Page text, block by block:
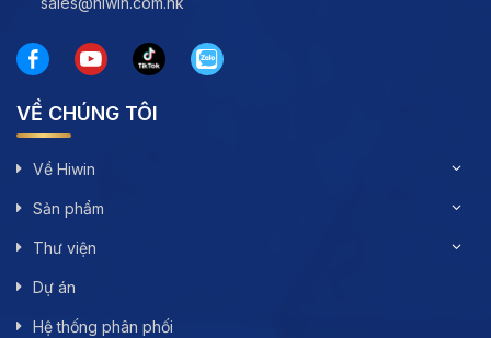
VỀ CHÚNG TÔI
Về Hiwin
Sản phẩm
Thư viện
Dự án
Hệ thống phân phối